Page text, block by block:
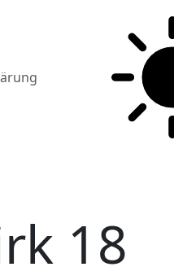
18